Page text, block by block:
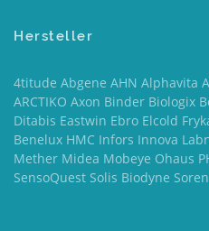
Hersteller
4titude Abgene AHN Alphavita
ARCTIKO Axon Binder Biologix
Ditabis Eastwin Ebro Elcold
Benelux HMC Infors Innova
Mether Midea Mobeye Ohaus
SensoQuest Solis Biodyne